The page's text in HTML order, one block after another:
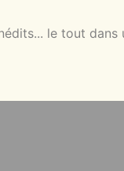
le tout dans